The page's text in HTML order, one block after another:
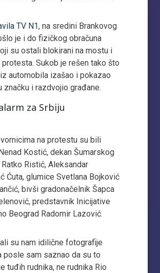
TV N1, na sredini Brankovog
je i do fizičkog obračuna
su ostali blokirani na mostu i
Sukob je rešen tako što
automobila izašao i pokazao
značku i razdvojio građane.
za Srbiju
na protestu su bili
Kostić, dekan Šumarskog
Ristić, Aleksandar
Ćuta, glumice Svetlana Bojković
bivši gradonačelnik Šapca
predstavnik Inicijative
Beograd Radomir Lazović.
su nam idilične fotografije
posle sam saznao da su to
tuđih rudnika, ne rudnika Rio